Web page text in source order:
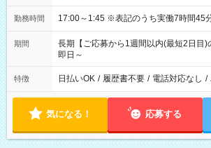
勤務時間 17:00～1:45 ※表記のうち実働7時間
期間
長期【ご応募から1週間以内(最短2日目)
即日～
特徴 日払いOK / 履歴書不要 / 電話対応なし /
気になる！ 応募する